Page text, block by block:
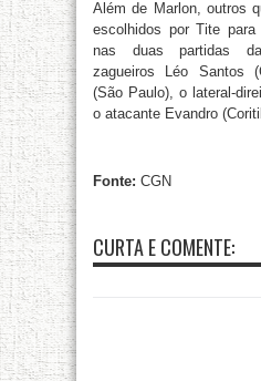
Além de Marlon, outros
escolhidos por Tite para
nas duas partidas
zagueiros Léo Santos
(São Paulo), o lateral-
o atacante Evandro
Fonte: CGN
CURTA E COMENTE: